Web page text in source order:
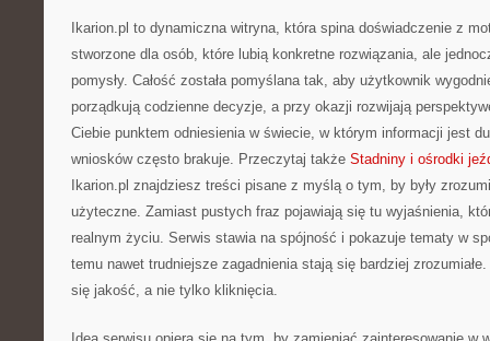
Ikarion.pl to dynamiczna witryna, która spina doświadczenie z
stworzone dla osób, które lubią konkretne rozwiązania, ale
pomysły. Całość została pomyślana tak, aby użytkownik
porządkują codzienne decyzje, a przy okazji rozwijają
Ciebie punktem odniesienia w świecie, w którym informacji jest
wniosków często brakuje. Przeczytaj także Stadniny i ośrodki
Ikarion.pl znajdziesz treści pisane z myślą o tym, by były
użyteczne. Zamiast pustych fraz pojawiają się tu wyjaśnienia,
realnym życiu. Serwis stawia na spójność i pokazuje tematy w
temu nawet trudniejsze zagadnienia stają się bardziej
się jakość, a nie tylko kliknięcia.